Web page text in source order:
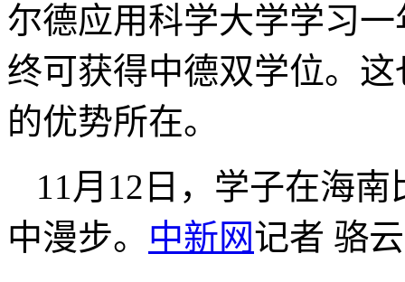
尔德应用科学大学学习
终可获得中德双学位。
的优势所在。
11月12日，学子在海
中漫步。 中新网记者 骆